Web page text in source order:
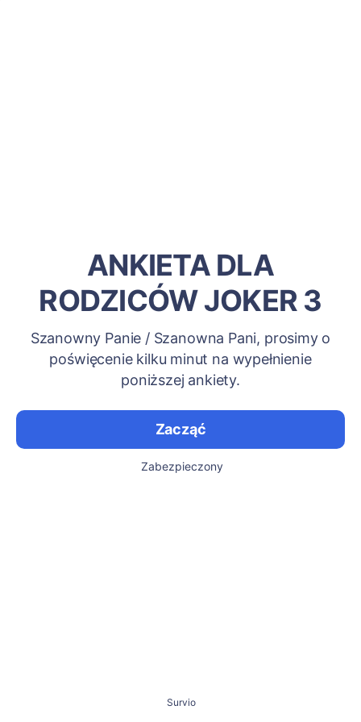
ANKIETA DLA
RODZICÓW JOKER 3
Szanowny Panie / Szanowna Pani, prosimy o
poświęcenie kilku minut na wypełnienie
poniższej ankiety.
Zacząć
Zabezpieczony
Survio